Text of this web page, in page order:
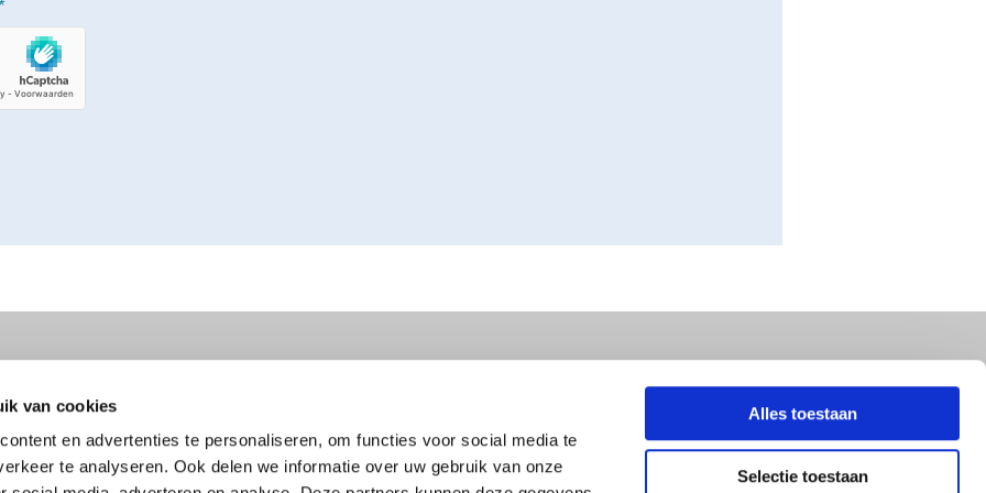
van cookies
en advertenties te personaliseren, om functies voor social media te
te analyseren. Ook delen we informatie over uw gebruik van onze
Alles toestaan
Selectie toestaan
E:info@loodgietervelp.nl Privacyverklaring